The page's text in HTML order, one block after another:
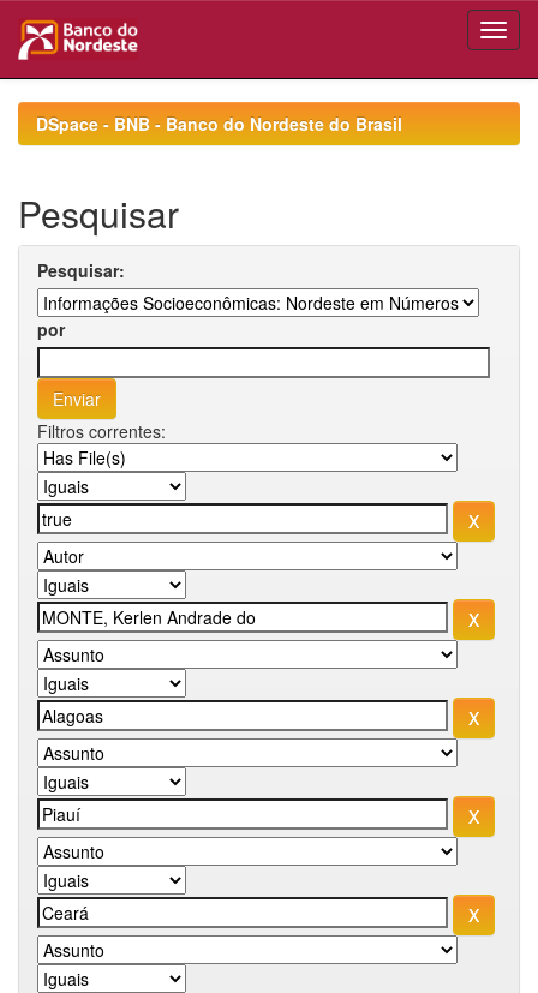
navigationDSpace - BNB - Banco do Nordeste do Brasil
Pesquisar
Pesquisar:
por
Filtros correntes: